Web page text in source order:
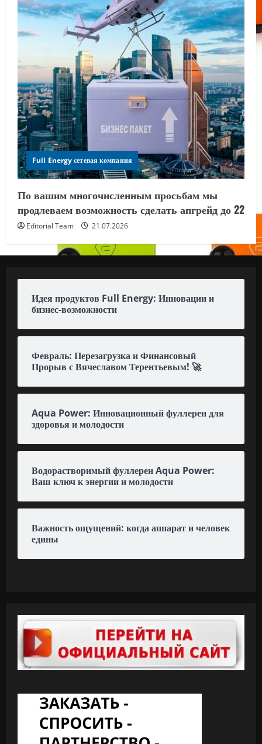
Full Energy сетевая компания
По вашим многочисленным просьбам мы
продлеваем возможность сделать апгрейд до 22
Editorial Team 21.07.2026
Идея продуктов Full Energy: Инновации и
бизнес-возможности
Февраль: Перезагрузка и Финансовый
Прорыв с Вячеславом Терентьевым! 🚀
Aqua Power: Инновационный фуллерен для
здоровья и молодости
Водорастворимый фуллерен Aqua Power:
Ваш ключ к энергии и молодости
Важность ощущений: когда аппарат и человек
едины